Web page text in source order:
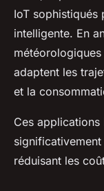
IoT sophistiqués
intelligente. En
météorologiques
adaptent les
et la
Ces applications
réduisant les